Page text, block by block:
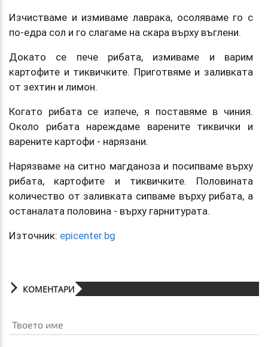
Изчистваме и измиваме лаврака, осоляваме го с
по-едра сол и го слагаме на скара върху въглени.
Докато се пече рибата, измиваме и варим
картофите и тиквичките. Приготвяме и заливката
от зехтин и лимон.
Когато рибата се изпече, я поставяме в чиния.
Около рибата нареждаме варените тиквички и
варените картофи - нарязани.
Нарязваме на ситно магданоза и посипваме върху
рибата, картофите и тиквичките. Половината
количество от заливката сипваме върху рибата, а
останалата половина - върху гарнитурата.
Източник: epicenter.bg
КОМЕНТАРИ
Твоето име